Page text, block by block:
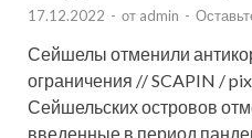
17.12.2022 - от admin -
Сейшелы отменили
ограничения // SCAPIN /
Сейшельских островов
введенные в период